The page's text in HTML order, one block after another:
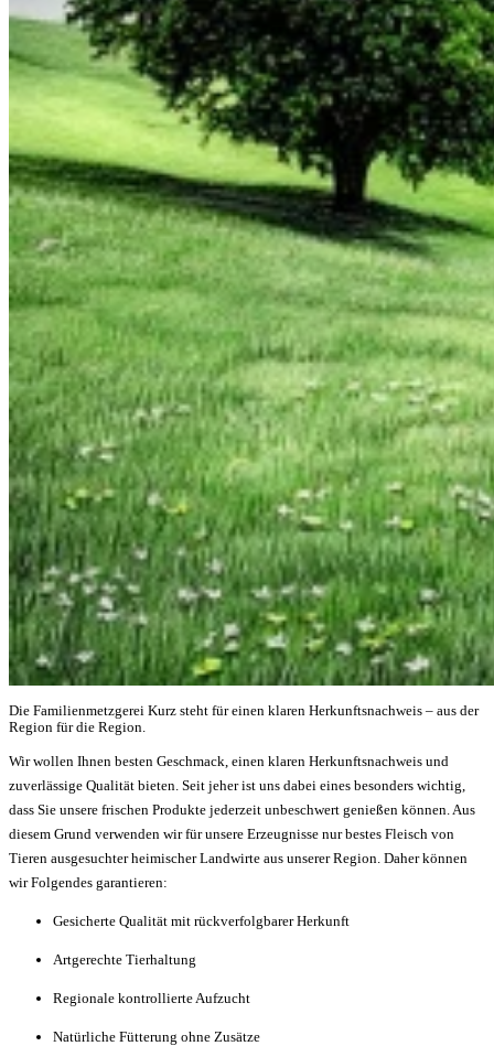
Die Familienmetzgerei Kurz steht für einen klaren Herkunftsnachweis – aus der
Region für die Region
Wir wollen Ihnen besten Geschmack, einen klaren Herkunftsnachweis und
zuverlässige Qualität bieten. Seit jeher ist uns dabei eines besonders wichtig,
dass Sie unsere frischen Produkte jederzeit unbeschwert genießen können. Aus
diesem Grund verwenden wir für unsere Erzeugnisse nur bestes Fleisch von
Tieren ausgesuchter heimischer Landwirte aus unserer Region. Daher können
wir Folgendes garantieren:
Gesicherte Qualität mit rückverfolgbarer Herkunft
Artgerechte Tierhaltung
Regionale kontrollierte Aufzucht
Natürliche Fütterung ohne Zusätze